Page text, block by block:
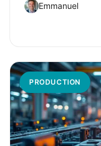
Emmanuel
PRODUCTION